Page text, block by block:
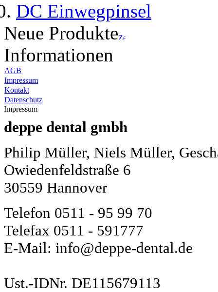
DC Einwegpinsel
Neue Produkte
Informationen
AGB
Impressum
Kontakt
Datenschutz
Impressum
deppe dental gmbh
Philip Müller, Niels Müller,
Owiedenfeldstraße 6
30559 Hannover
Telefon 0511 - 95 99 70
Telefax 0511 - 591777
E-Mail: info@deppe-dental.de
Ust.-IDNr. DE115679113